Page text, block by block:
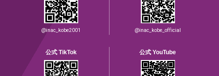
@inac_kobe2001 @inac_kobe_official
公式 TikTok 公式 YouTube